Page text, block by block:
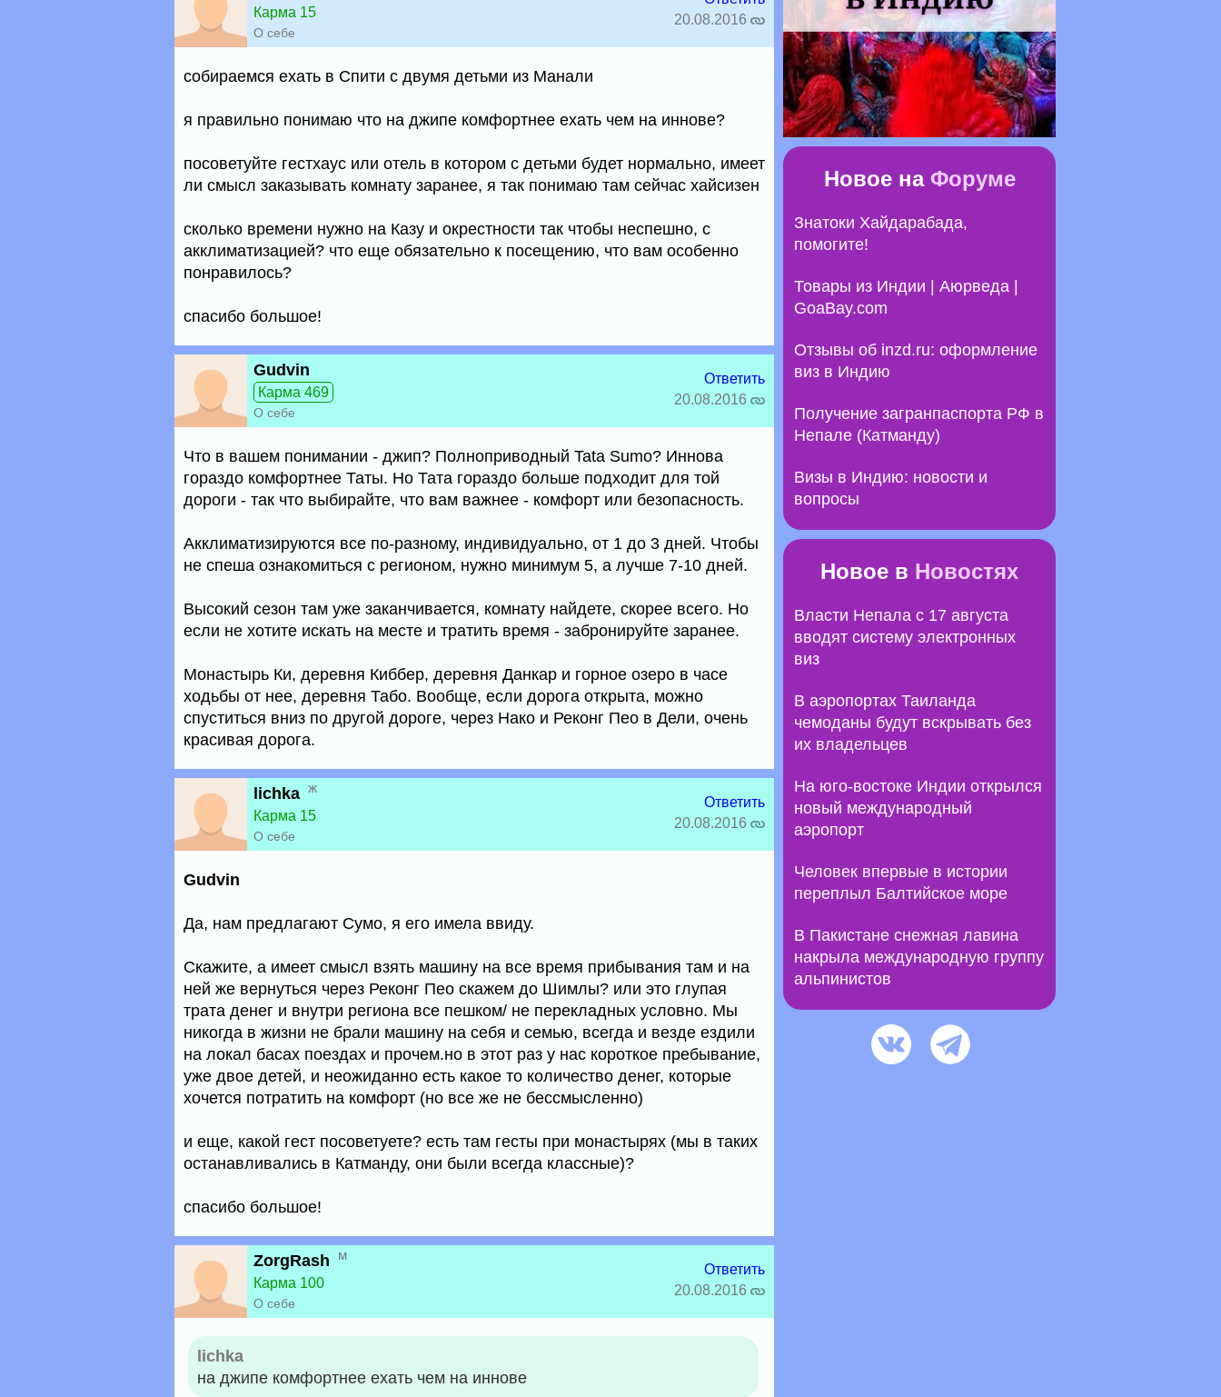
Карма 15
О себе
20.08.2016
собираемся ехать в Спити с двумя детьми из Манали
я правильно понимаю что на джипе комфортнее ехать чем на иннове?
посоветуйте гестхаус или отель в котором с детьми будет нормально, имеет
ли смысл заказывать комнату заранее, я так понимаю там сейчас хайсизен
сколько времени нужно на Казу и окрестности так чтобы неспешно, с
акклиматизацией? что еще обязательно к посещению, что вам особенно
понравилось?
спасибо большое!
Gudvin
Карма 469
О себе
Ответить
20.08.2016
Что в вашем понимании - джип? Полноприводный Tata Sumo? Иннова
гораздо комфортнее Таты. Но Тата гораздо больше подходит для той
дороги - так что выбирайте, что вам важнее - комфорт или безопасность.
Акклиматизируются все по-разному, индивидуально, от 1 до 3 дней. Чтобы
не спеша ознакомиться с регионом, нужно минимум 5, а лучше 7-10 дней.
Высокий сезон там уже заканчивается, комнату найдете, скорее всего. Но
если не хотите искать на месте и тратить время - забронируйте заранее.
Монастырь Ки, деревня Киббер, деревня Данкар и горное озеро в часе
ходьбы от нее, деревня Табо. Вообще, если дорога открыта, можно
спуститься вниз по другой дороге, через Нако и Реконг Пео в Дели, очень
красивая дорога.
lichka ж
Карма 15
О себе
Ответить
20.08.2016
Gudvin
Да, нам предлагают Сумо, я его имела ввиду.
Скажите, а имеет смысл взять машину на все время прибывания там и на
ней же вернуться через Реконг Пео скажем до Шимлы? или это глупая
трата денег и внутри региона все пешком/ не перекладных условно. Мы
никогда в жизни не брали машину на себя и семью, всегда и везде ездили
на локал басах поездах и прочем.но в этот раз у нас короткое пребывание,
уже двое детей, и неожиданно есть какое то количество денег, которые
хочется потратить на комфорт (но все же не бессмысленно)
и еще, какой гест посоветуете? есть там гесты при монастырях (мы в таких
останавливались в Катманду, они были всегда классные)?
спасибо большое!
ZorgRash
м
Карма 100
О себе
Ответить
20.08.2016
lichka
на джипе комфортнее ехать чем на иннове
Новое на Форуме
Знатоки Хайдарабада,
помогите!
Товары из Индии | Аюрведа |
GoaBay.com
Отзывы об inzd.ru: оформление
виз в Индию
Получение загранпаспорта РФ в
Непале (Катманду)
Визы в Индию: новости и
вопросы
Новое в Новостях
Власти Непала с 17 августа
вводят систему электронных
виз
В аэропортах Таиланда
чемоданы будут вскрывать без
их владельцев
На юго-востоке Индии открылся
новый международный
аэропорт
Человек впервые в истории
переплыл Балтийское море
В Пакистане снежная лавина
накрыла международную группу
альпинистов